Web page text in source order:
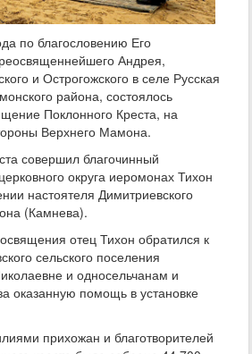
по благословению Его
Андрея,
и Острогожского в селе Русская
района, состоялось
Поклонного Креста, на
Верхнего Мамона.
совершил благочинный
округа иеромонах Тихон
настоятеля Димитриевского
(Камнева).
отец Тихон обратился к
сельского поселения
и односельчанам и
оказанную помощь в установке
прихожан и благотворителей